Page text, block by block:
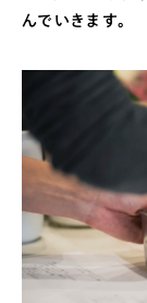
んでいきます。